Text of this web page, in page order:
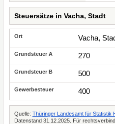
Steuersätze in Vacha, Stadt
Vacha,
270
500
400
Quelle: Thüringer Landesamt für Statistik
Datenstand 31.12.2025. Für